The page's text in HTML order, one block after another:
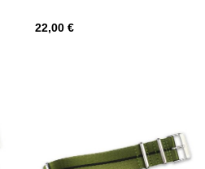
22,00 €